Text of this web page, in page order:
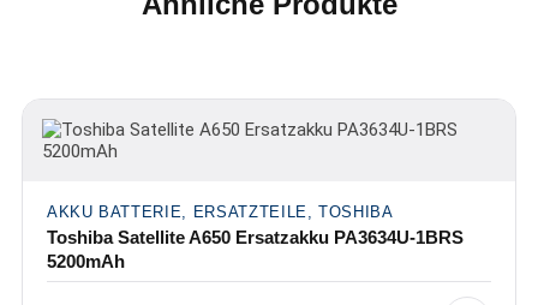
AKKU BATTERIE, ERSATZTEILE, TOSHIBA
Toshiba Satellite A650 Ersatzakku PA3634U-1BRS
5200mAh